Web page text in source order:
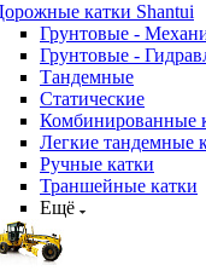
катки Shantui
Грунтовые -
Грунтовые -
Тандемные
Статические
Комбинированные
Легкие тандемные
Ручные катки
Траншейные катки
Ещё